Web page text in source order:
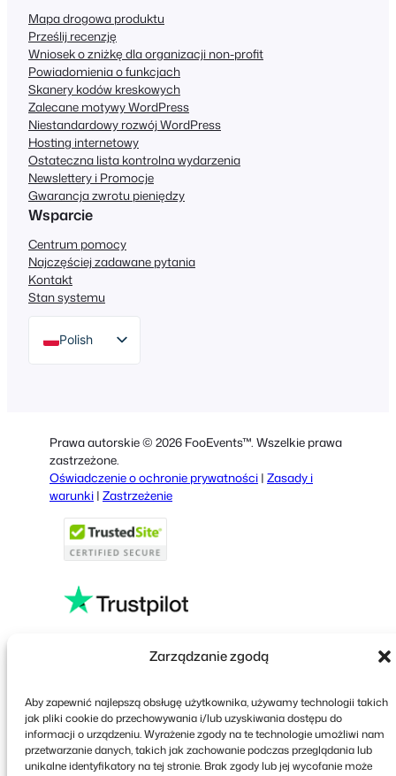
Zarządzanie zgodą
Aby zapewnić najlepszą obsługę użytkownika, używamy technologii takich
jak pliki cookie do przechowywania i/lub uzyskiwania dostępu do
informacji o urządzeniu. Wyrażenie zgody na te technologie umożliwi nam
przetwarzanie danych, takich jak zachowanie podczas przeglądania lub
unikalne identyfikatory na tej stronie. Brak zgody lub jej wycofanie może
Mapa drogowa produktu
Prześlij recenzję
Wniosek o zniżkę dla organizacji non-profit
Powiadomienia o funkcjach
Skanery kodów kreskowych
Zalecane motywy WordPress
Niestandardowy rozwój WordPress
Hosting internetowy
Ostateczna lista kontrolna wydarzenia
Newslettery i Promocje
Gwarancja zwrotu pieniędzy
Wsparcie
Centrum pomocy
Najczęściej zadawane pytania
Kontakt
Stan systemu
Polish
English
Spanish
Italian
Portuguese
French
Prawa autorskie © 2026 FooEvents™. Wszelkie prawa
zastrzeżone.
Oświadczenie o ochronie prywatności | Zasady i
warunki | Zastrzeżenie